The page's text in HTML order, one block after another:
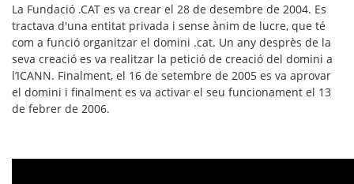
La Fundació .CAT es va crear el 28 de desembre de 2004. Es
tractava d'una entitat privada i sense ànim de lucre, que té
com a funció organitzar el domini .cat. Un any desprès de la
seva creació es va realitzar la petició de creació del domini a
l’ICANN. Finalment, el 16 de setembre de 2005 es va aprovar
el domini i finalment es va activar el seu funcionament el 13
de febrer de 2006.